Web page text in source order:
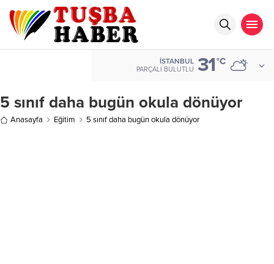
İSTANBUL
PARÇALI BULUTLU 31°C
5 sınıf daha bugün okula dönüyor
Anasayfa Eğitim 5 sınıf daha bugün okula dönüyor